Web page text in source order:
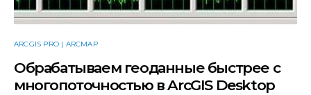
ARCGIS PRO | ARCMAP
Обрабатываем геоданные быстрее с
многопоточностью в ArcGIS Desktop